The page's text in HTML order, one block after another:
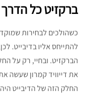
ברקזיט כל הדרך
כשהולכים לבחירות
להתייחס אליו בדיבייט.
הברקזיט. ובחיי, רק על
את דייוויד קמרון שעשה
החלק הזה של הדיבייט